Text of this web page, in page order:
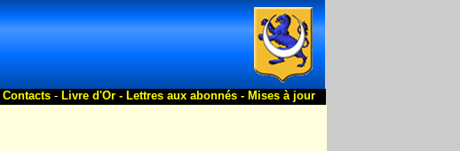
Contacts- Livre d'Or - Lettres aux abonnés - Mises à jour